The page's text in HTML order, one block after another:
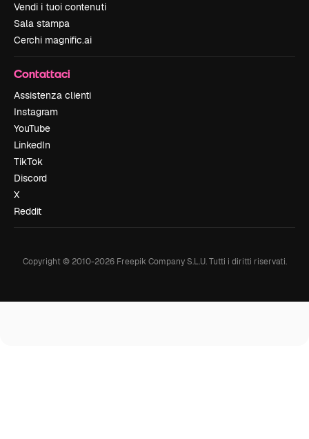
Vendi i tuoi contenuti
Sala stampa
Cerchi magnific.ai
Contattaci
Assistenza clienti
Instagram
YouTube
LinkedIn
TikTok
Discord
X
Reddit
Copyright © 2010-2026Freepik Company S.L.U. Tutti i diritti riservati.